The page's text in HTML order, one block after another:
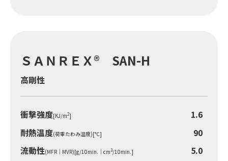
ＳＡＮＲＥＸ® SAN-H
高剛性
衝撃強度[KJ/m2]
1.6
耐熱温度(荷重たわみ温度)[℃]
90
流動性(MFR｜MVR)[g/10min.｜cm3/10min.] 5.0